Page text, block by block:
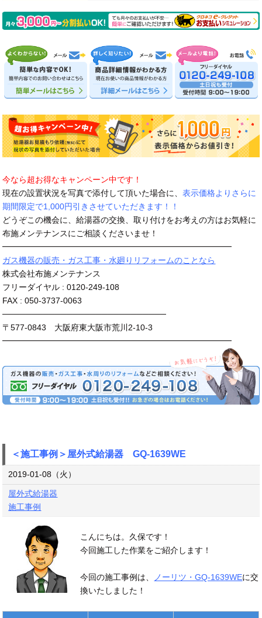
今なら超お得なキャンペーン中です！
現在の設置状況を写真で添付して頂いた場合に、表示価格よりさらに
期間限定で1,000円引きさせていただきます！！
どうぞこの機会に、給湯器の交換、取り付けをお考えの方はお気軽に
布施メンテナンスにご相談くださいませ！
━━━━━━━━━━━━━━━━━━━━━━━━━━━━
ガス機器の販売・ガス工事・水廻りリフォームのことなら
株式会社布施メンテナンス
フリーダイヤル : 0120-249-108
FAX : 050-3737-0063
────────────────────────────
〒577-0843 大阪府東大阪市荒川2-10-3
━━━━━━━━━━━━━━━━━━━━━━━━━━━━
＜施工事例＞屋外式給湯器 GQ-1639WE
2019-01-08（火）
屋外式給湯器
施工事例
こんにちは。久保です！
今回施工した作業をご紹介します！
今回の施工事例は、 ノーリツ・GQ-1639WEに交
換いたしました！